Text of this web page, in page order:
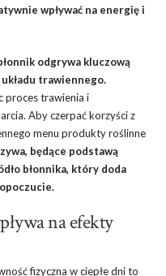
wpływać na energię i
odgrywa kluczową
trawiennego.
proces trawienia i
Aby czerpać korzyści z
menu produkty roślinne
będące podstawą
błonnika, który doda
na efekty
fizyczna w ciepłe dni to